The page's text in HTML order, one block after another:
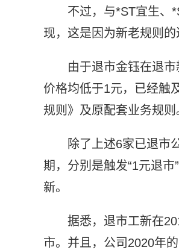
不过，与*ST宜生、
现，这是因为新老规则的
由于退市金钰在退
价格均低于1元，已经触
规则》及原配套业务规则
除了上述6家已退市
期，分别是触发“1元退
新。
据悉，退市工新在
市。并且，公司2020年